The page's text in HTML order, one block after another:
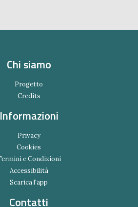
Chi siamo
Progetto
Credits
Informazioni
Privacy
Cookies
e Condizioni
Accessibilità
Scarica l'app
Contatti